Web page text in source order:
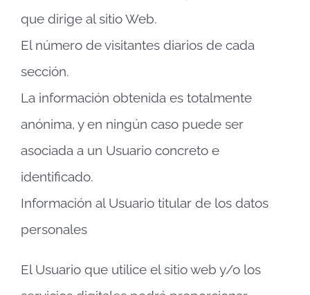
que dirige al sitio Web.
El número de visitantes diarios de cada
sección.
La información obtenida es totalmente
anónima, y en ningún caso puede ser
asociada a un Usuario concreto e
identificado.
Información al Usuario titular de los datos
personales
El Usuario que utilice el sitio web y/o los